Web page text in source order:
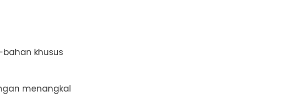
khusus
menangkal